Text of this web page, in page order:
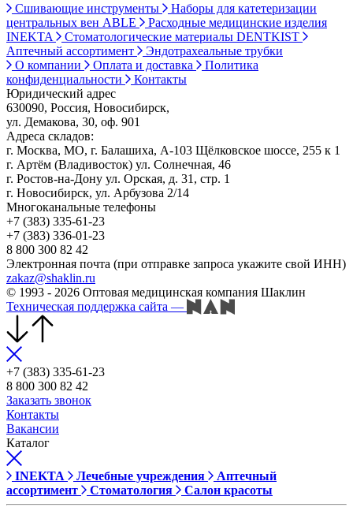
Сшивающие инструменты
Наборы для катетеризации
центральных вен ABLE
Расходные медицинские изделия
INEKTA
Стоматологические материалы DENTKIST
Аптечный ассортимент
Эндотрахеальные трубки
О компании
Оплата и доставка
Политика
конфиденциальности
Контакты
Юридический адрес
630090, Россия, Новосибирск,
ул. Демакова, 30, оф. 901
Адреса складов:
г. Москва, МО, г. Балашиха, А-103 Щёлковское шоссе, 255 к 1
г. Артём (Владивосток) ул. Солнечная, 46
г. Ростов-на-Дону ул. Орская, д. 31, стр. 1
г. Новосибирск, ул. Арбузова 2/14
Многоканальные телефоны
+7 (383) 335-61-23
+7 (383) 336-01-23
8 800 300 82 42
Электронная почта (при отправке запроса укажите свой ИНН)
zakaz@shaklin.ru
© 1993 - 2026 Оптовая медицинская компания Шаклин
Техническая поддержка сайта —
+7 (383) 335-61-23
8 800 300 82 42
Заказать звонок
Контакты
Вакансии
Каталог
INEKTA Лечебные учреждения
Аптечный
ассортимент
Стоматология Салон красоты